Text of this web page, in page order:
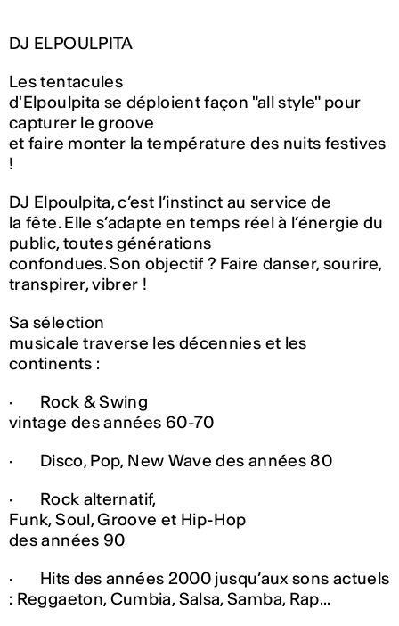
DJ ELPOULPITA
Les tentacules
d'Elpoulpita se déploient façon "all style" pour
capturer le groove
et faire monter la température des nuits festives
!
DJ Elpoulpita, c’est l’instinct au service de
la fête. Elle s’adapte en temps réel à l’énergie du
public, toutes générations
confondues. Son objectif ? Faire danser, sourire,
transpirer, vibrer !
Sa sélection
musicale traverse les décennies et les
continents :
· Rock & Swing
vintage des années 60-70
· Disco, Pop, New Wave des années 80
· Rock alternatif,
Funk, Soul, Groove et Hip-Hop
des années 90
· Hits des années 2000 jusqu’aux sons actuels
: Reggaeton, Cumbia, Salsa, Samba, Rap...